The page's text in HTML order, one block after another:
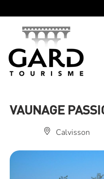
VAUNAGE
Calvisson